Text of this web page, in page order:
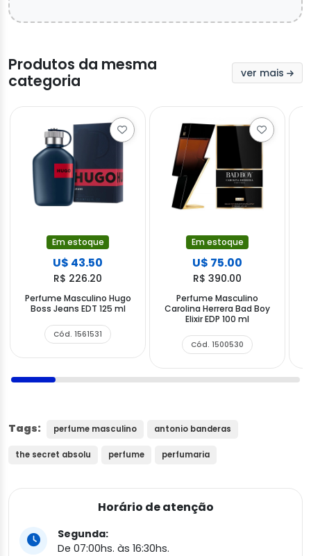
Produtos da mesma
categoria
ver mais
Em estoque
U$ 43.50
R$ 226.20
Perfume Masculino Hugo
Boss Jeans EDT 125 ml
Cód. 1561531
Em estoque
U$ 75.00
R$ 390.00
Perfume Masculino
Carolina Herrera Bad Boy
Elixir EDP 100 ml
Cód. 1500530
Tags: perfume masculino antonio banderas
the secret absolu perfume perfumaria
Horário de atenção
Segunda:
De 07:00hs. às 16:30hs.